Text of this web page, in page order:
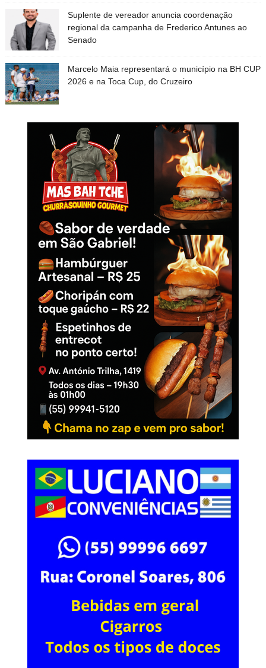
Suplente de vereador anuncia coordenação
regional da campanha de Frederico Antunes ao
Senado
Marcelo Maia representará o município na BH CUP
2026 e na Toca Cup, do Cruzeiro